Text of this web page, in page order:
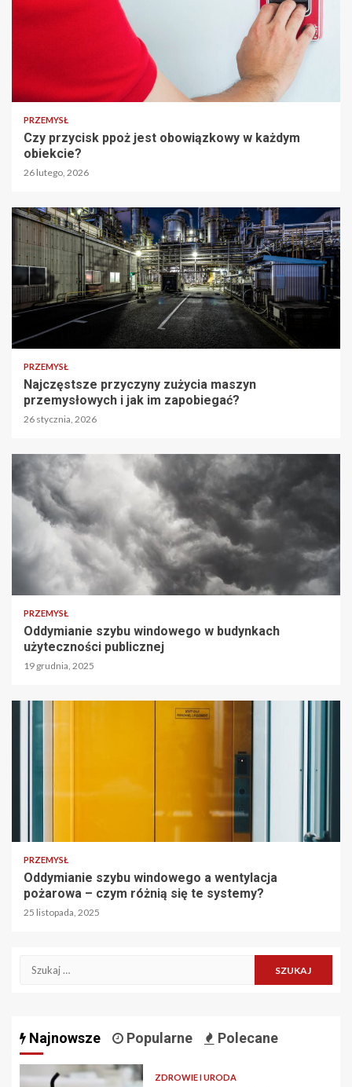
PRZEMYSŁ
Czy przycisk ppoż jest obowiązkowy w każdym
obiekcie?
26 lutego, 2026
PRZEMYSŁ
Najczęstsze przyczyny zużycia maszyn
przemysłowych i jak im zapobiegać?
26 stycznia, 2026
PRZEMYSŁ
Oddymianie szybu windowego w budynkach
użyteczności publicznej
19 grudnia, 2025
PRZEMYSŁ
Oddymianie szybu windowego a wentylacja
pożarowa – czym różnią się te systemy?
25 listopada, 2025
Szukaj:
Najnowsze Popularne Polecane
ZDROWIE I URODA